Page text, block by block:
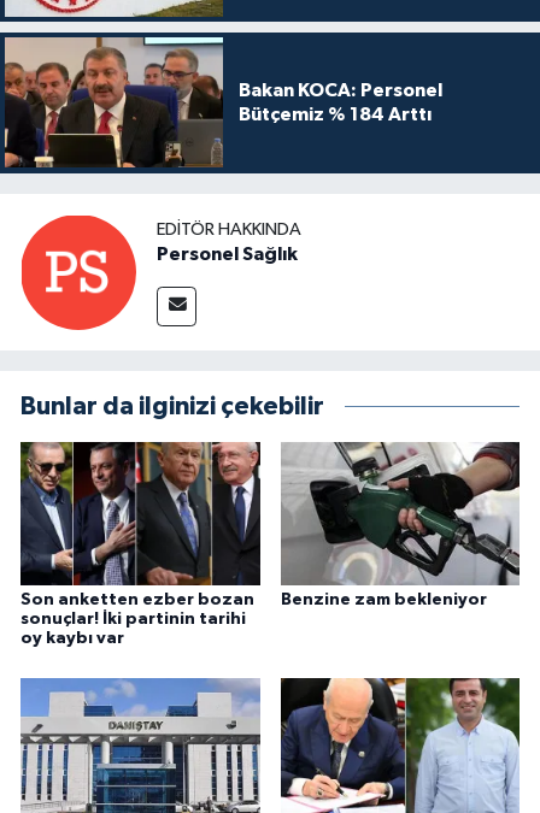
Bakan KOCA: Personel
Bütçemiz % 184 Arttı
EDITÖR HAKKINDA
Personel Sağlık
Bunlar da ilginizi çekebilir
Son anketten ezber bozan
sonuçlar! İki partinin tarihi
oy kaybı var
Benzine zam bekleniyor